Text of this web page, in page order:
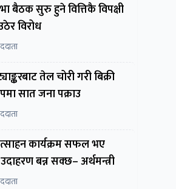
बैठक सुरु हुने वित्तिकै विपक्षी
विरोध
तेल चोरी गरी बिक्री
सात जना पक्राउ
कार्यक्रम सफल भए
उदाहरण बन्न सक्छ– अर्थमन्त्री